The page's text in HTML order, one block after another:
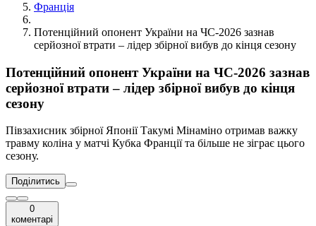
Франція
Потенційний опонент України на ЧС-2026 зазнав
серйозної втрати – лідер збірної вибув до кінця сезону
Потенційний опонент України на ЧС-2026 зазнав
серйозної втрати – лідер збірної вибув до кінця
сезону
Півзахисник збірної Японії Такумі Мінаміно отримав важку
травму коліна у матчі Кубка Франції та більше не зіграє цього
сезону.
Поділитись
0
коментарі